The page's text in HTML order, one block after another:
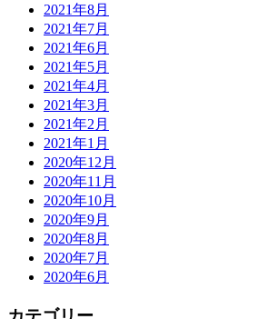
2021年8月
2021年7月
2021年6月
2021年5月
2021年4月
2021年3月
2021年2月
2021年1月
2020年12月
2020年11月
2020年10月
2020年9月
2020年8月
2020年7月
2020年6月